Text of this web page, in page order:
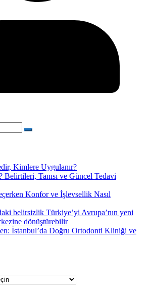
Kimlere Uygulanır?
Belirtileri, Tanısı ve Güncel Tedavi
Konfor ve İşlevsellik Nasıl
belirsizlik Türkiye’yi Avrupa’nın yeni
dönüştürebilir
İstanbul’da Doğru Ortodonti Kliniği ve